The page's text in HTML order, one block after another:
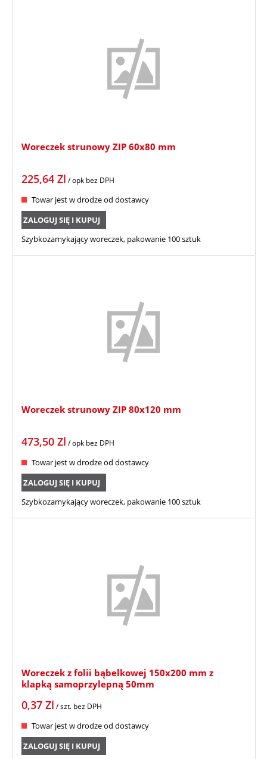
Woreczek strunowy ZIP 60x80 mm
225,64 Zl / opk bez DPH
Towar jest w drodze od dostawcy
ZALOGUJ SIĘ I KUPUJ
Szybkozamykający woreczek, pakowanie 100 sztuk
Woreczek strunowy ZIP 80x120 mm
473,50 Zl / opk bez DPH
Towar jest w drodze od dostawcy
ZALOGUJ SIĘ I KUPUJ
Szybkozamykający woreczek, pakowanie 100 sztuk
Woreczek z folii bąbelkowej 150x200 mm z
klapką samoprzylepną 50mm
0,37 Zl / szt. bez DPH
Towar jest w drodze od dostawcy
ZALOGUJ SIĘ I KUPUJ